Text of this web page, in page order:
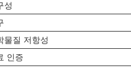
성
물질 저항성
인증